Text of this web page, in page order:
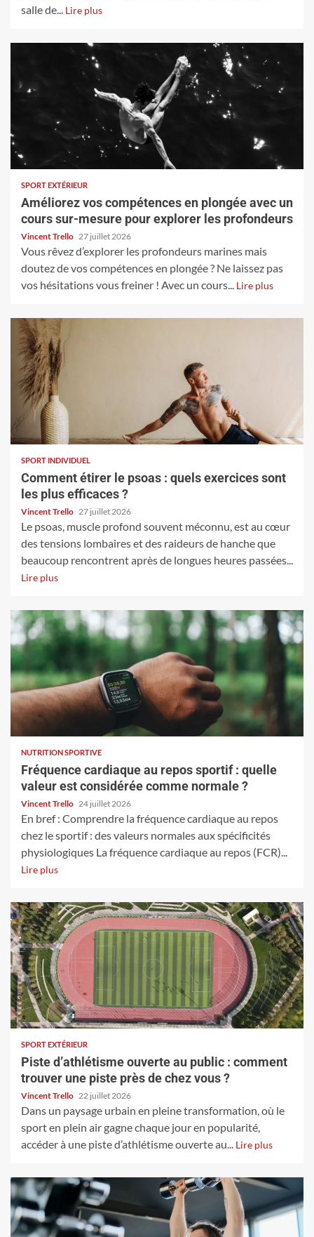
salle de... Lire plus
SPORT EXTÉRIEUR
Améliorez vos compétences en plongée avec un
cours sur-mesure pour explorer les profondeurs
Vincent Trello 27 juillet 2026
Vous rêvez d’explorer les profondeurs marines mais
doutez de vos compétences en plongée ? Ne laissez pas
vos hésitations vous freiner ! Avec un cours... Lire plus
SPORT INDIVIDUEL
Comment étirer le psoas : quels exercices sont
les plus efficaces ?
Vincent Trello 27 juillet 2026
Le psoas, muscle profond souvent méconnu, est au cœur
des tensions lombaires et des raideurs de hanche que
beaucoup rencontrent après de longues heures passées...
Lire plus
NUTRITION SPORTIVE
Fréquence cardiaque au repos sportif : quelle
valeur est considérée comme normale ?
Vincent Trello 24 juillet 2026
En bref : Comprendre la fréquence cardiaque au repos
chez le sportif : des valeurs normales aux spécificités
physiologiques La fréquence cardiaque au repos (FCR)...
Lire plus
SPORT EXTÉRIEUR
Piste d’athlétisme ouverte au public : comment
trouver une piste près de chez vous ?
Vincent Trello 22 juillet 2026
Dans un paysage urbain en pleine transformation, où le
sport en plein air gagne chaque jour en popularité,
accéder à une piste d’athlétisme ouverte au... Lire plus